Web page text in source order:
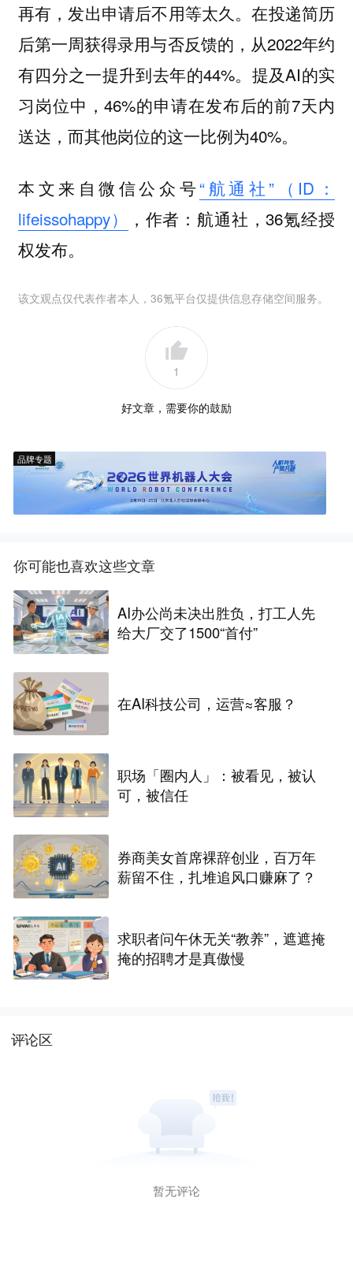
再有， 发出申请后不用等太久。在投递简历
后第一周获得录用与否反馈的，从2022年约
有四分之一提升到去年的44%。提及AI的实
习岗位中，46%的申请在发布后的前7天内
送达，而其他岗位的这一比例为40%。
本文来自微信公众号“航通社”（ID：
lifeissohappy）
，作者：航通社，36氪经授
权发布。
该文观点仅代表作者本人，36氪平台仅提供信息存储空间服务。
1
好文章，需要你的鼓励
品牌专题
你可能也喜欢这些文章
AI办公尚未决出胜负，打工人先
给大厂交了1500“首付”
在AI科技公司，运营≈客服？
职场「圈内人」：被看见，被认
可，被信任
券商美女首席裸辞创业，百万年
薪留不住，扎堆追风口赚麻了？
求职者问午休无关“教养”，遮遮掩
掩的招聘才是真傲慢
评论区
暂无评论